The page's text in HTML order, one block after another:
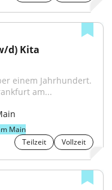
d) Kita
einem Jahrhundert.
am...
Main
Teilzeit
Vollzeit